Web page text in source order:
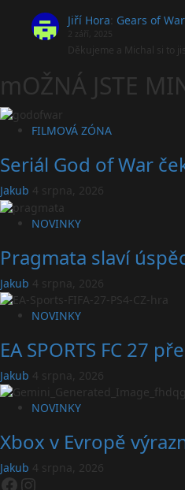
Jiří Hora Gears of
2 září, 2025
Děkujeme a Michal si to
mOŽNÁ JSTE
FILMOVÁ ZÓNA
Seriál God of War
Jakub 4 srpna, 2026
NOVINKY
Pragmata slaví
Jakub 4 srpna, 2026
NOVINKY
EA SPORTS FC 27
Jakub 4 srpna, 2026
NOVINKY
Xbox v Evropě
Jakub 4 srpna, 2026
Facebook
Instagram